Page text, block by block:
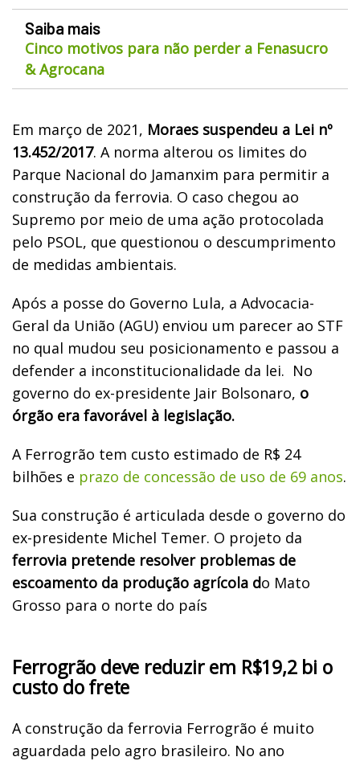
Saiba mais
Cinco motivos para não perder a Fenasucro
& Agrocana
Em março de 2021, Moraes suspendeu a Lei nº
13.452/2017. A norma alterou os limites do
Parque Nacional do Jamanxim para permitir a
construção da ferrovia. O caso chegou ao
Supremo por meio de uma ação protocolada
pelo PSOL, que questionou o descumprimento
de medidas ambientais.
Após a posse do Governo Lula, a Advocacia-
Geral da União (AGU) enviou um parecer ao STF
no qual mudou seu posicionamento e passou a
defender a inconstitucionalidade da lei. No
governo do ex-presidente Jair Bolsonaro, o
órgão era favorável à legislação.
A Ferrogrão tem custo estimado de R$ 24
bilhões e prazo de concessão de uso de 69 anos.
Sua construção é articulada desde o governo do
ex-presidente Michel Temer. O projeto da
ferrovia pretende resolver problemas de
escoamento da produção agrícola do Mato
Grosso para o norte do país
Ferrogrão deve reduzir em R$19,2 bi o
custo do frete
A construção da ferrovia Ferrogrão é muito
aguardada pelo agro brasileiro. No ano